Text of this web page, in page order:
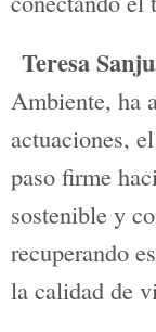
Barranc
Benissaidó
empresa
S.A.U. por
integran las
estrategia.
En la zona
mejorará el